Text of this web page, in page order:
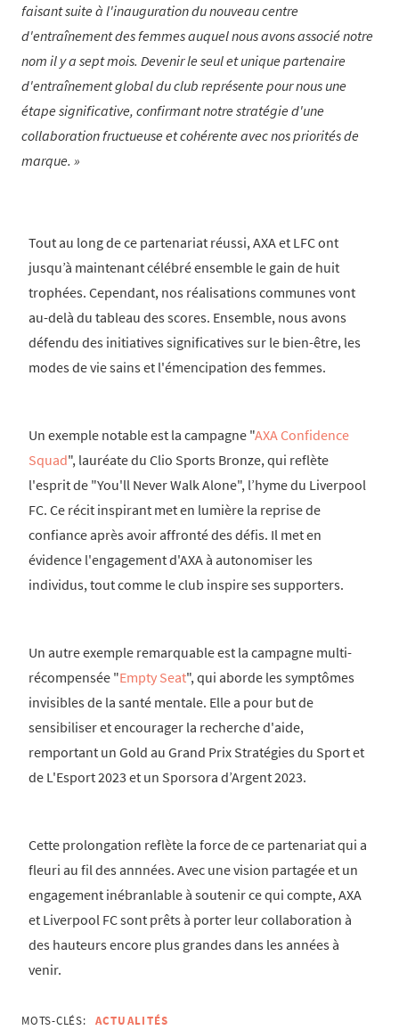
faisant suite à l'inauguration du nouveau centre
d'entraînement des femmes auquel nous avons associé notre
nom il y a sept mois. Devenir le seul et unique partenaire
d'entraînement global du club représente pour nous une
étape significative, confirmant notre stratégie d'une
collaboration fructueuse et cohérente avec nos priorités de
marque.
Tout au long de ce partenariat réussi, AXA et LFC ont
jusqu’à maintenant célébré ensemble le gain de huit
trophées. Cependant, nos réalisations communes vont
au-delà du tableau des scores. Ensemble, nous avons
défendu des initiatives significatives sur le bien-être, les
modes de vie sains et l'émencipation des femmes.
Un exemple notable est la campagne "AXA Confidence
Squad", lauréate du Clio Sports Bronze, qui reflète
l'esprit de "You'll Never Walk Alone", l’hyme du Liverpool
FC. Ce récit inspirant met en lumière la reprise de
confiance après avoir affronté des défis. Il met en
évidence l'engagement d'AXA à autonomiser les
individus, tout comme le club inspire ses supporters.
Un autre exemple remarquable est la campagne multi-
récompensée "Empty Seat", qui aborde les symptômes
invisibles de la santé mentale. Elle a pour but de
sensibiliser et encourager la recherche d'aide,
remportant un Gold au Grand Prix Stratégies du Sport et
de L'Esport 2023 et un Sporsora d’Argent 2023.
Cette prolongation reflète la force de ce partenariat qui a
fleuri au fil des annnées. Avec une vision partagée et un
engagement inébranlable à soutenir ce qui compte, AXA
et Liverpool FC sont prêts à porter leur collaboration à
des hauteurs encore plus grandes dans les années à
venir.
MOTS-CLÉS: ACTUALITÉS